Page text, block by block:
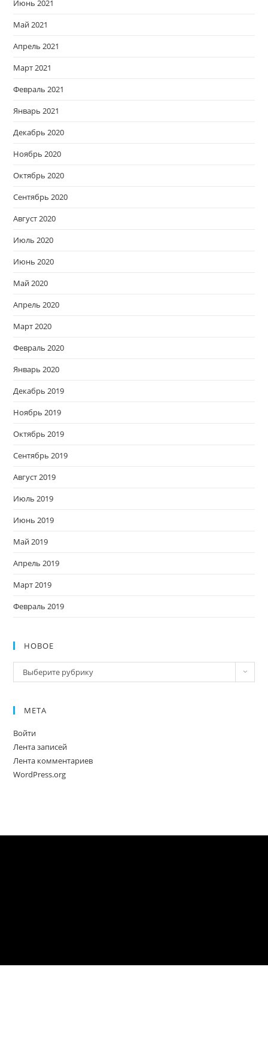
Июнь 2021
Май 2021
Апрель 2021
Март 2021
Февраль 2021
Январь 2021
Декабрь 2020
Ноябрь 2020
Октябрь 2020
Сентябрь 2020
Август 2020
Июль 2020
Июнь 2020
Май 2020
Апрель 2020
Март 2020
Февраль 2020
Январь 2020
Декабрь 2019
Ноябрь 2019
Октябрь 2019
Сентябрь 2019
Август 2019
Июль 2019
Июнь 2019
Май 2019
Апрель 2019
Март 2019
Февраль 2019
НОВОЕ
Новое
Выберите рубрику
МЕТА
Войти
Лента записей
Лента комментариев
WordPress.org